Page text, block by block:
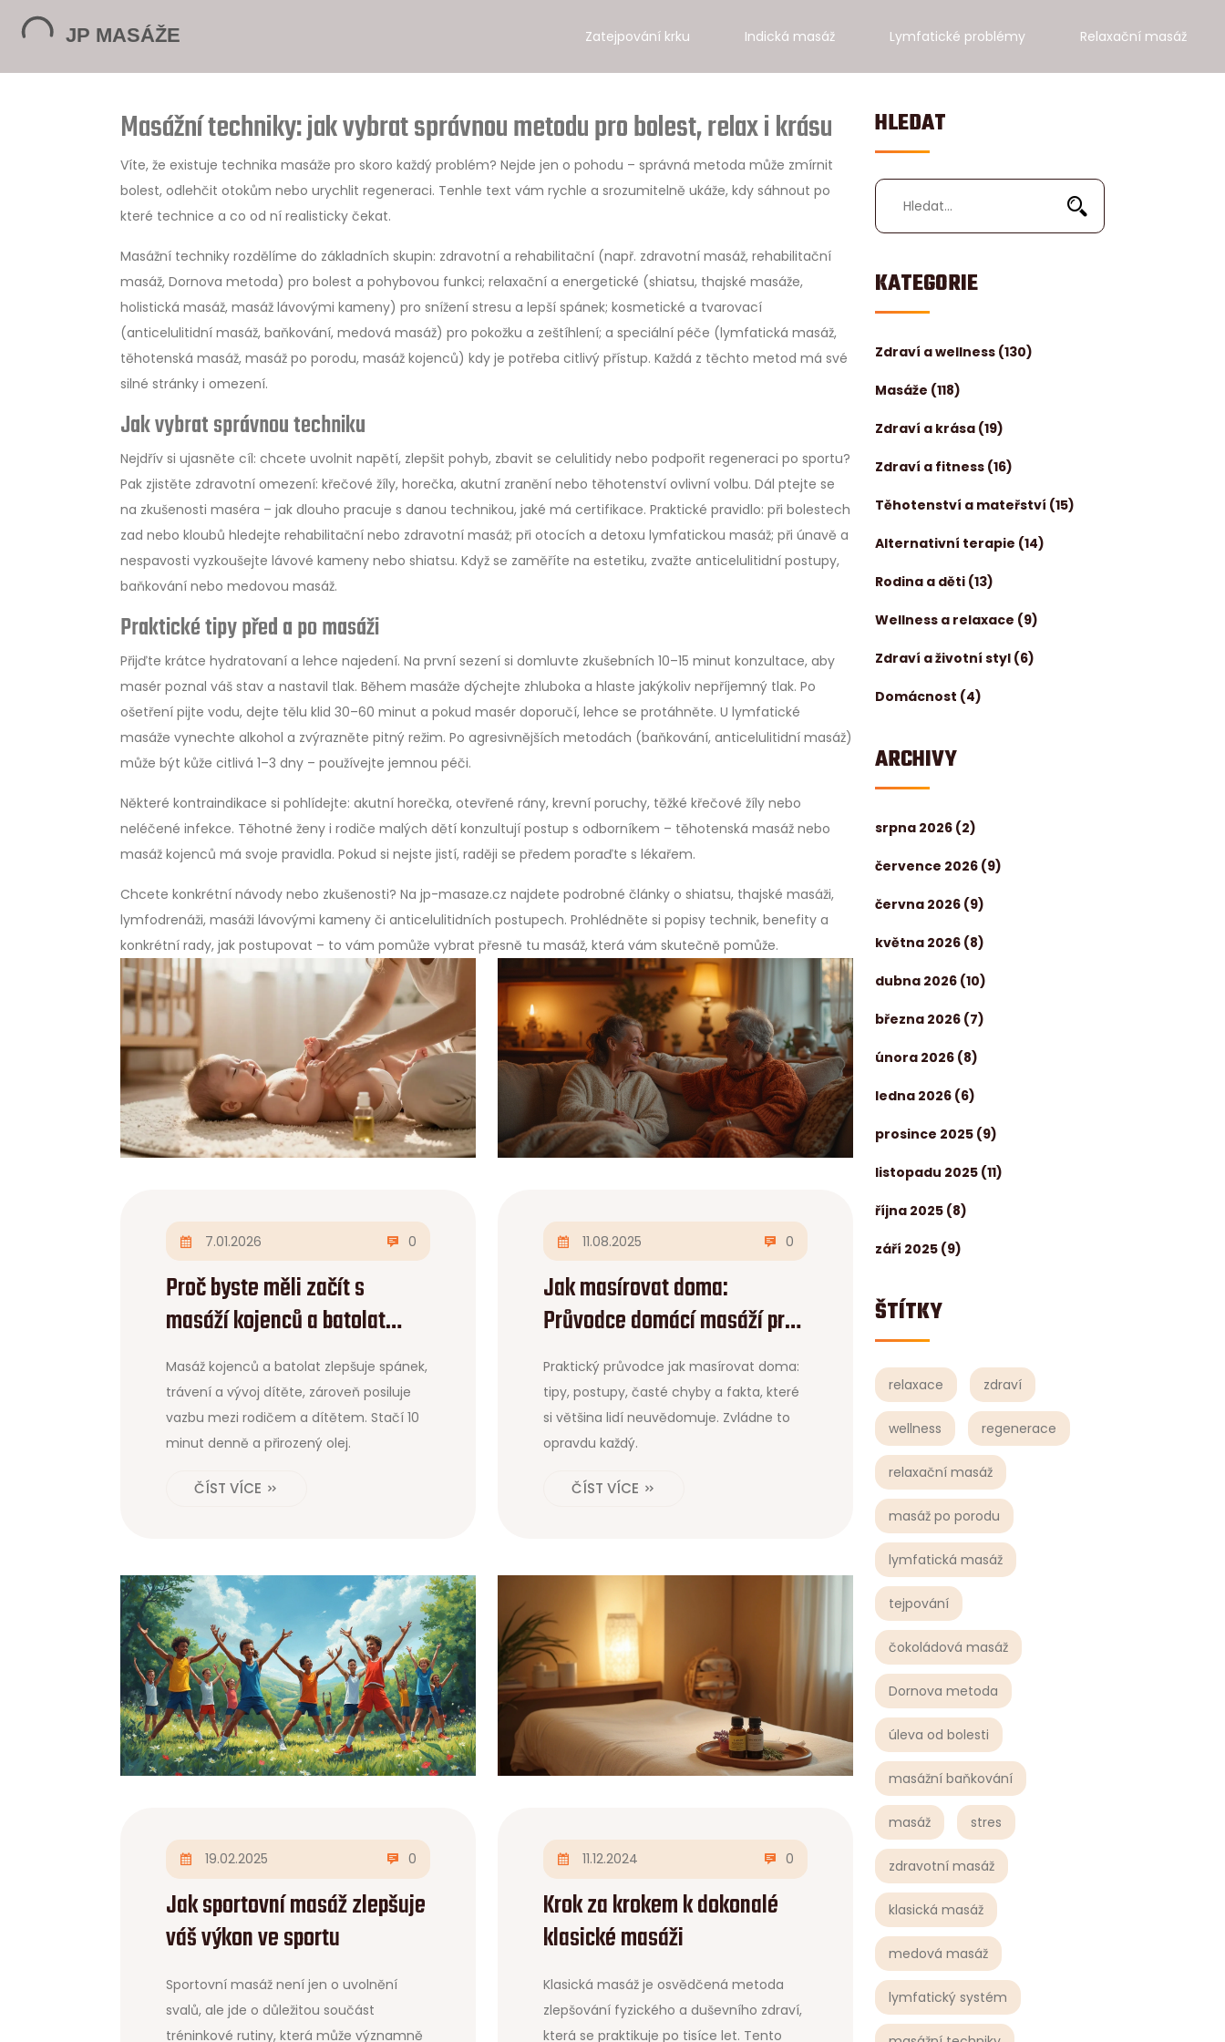
Zatejpování krku Indická masáž Lymfatické problémy Relaxační masáž
HLEDAT
KATEGORIE
Zdraví a wellness (130)
Masáže (118)
Zdraví a krása (19)
Zdraví a fitness (16)
Těhotenství a mateřství (15)
Alternativní terapie (14)
Rodina a děti (13)
Wellness a relaxace (9)
Zdraví a životní styl (6)
Domácnost (4)
ARCHIVY
srpna 2026 (2)
července 2026 (9)
června 2026 (9)
května 2026 (8)
dubna 2026 (10)
března 2026 (7)
února 2026 (8)
ledna 2026 (6)
prosince 2025 (9)
listopadu 2025 (11)
října 2025 (8)
září 2025 (9)
ŠTÍTKY
relaxace zdraví
wellness regenerace
relaxační masáž
masáž po porodu
lymfatická masáž
tejpování
čokoládová masáž
Dornova metoda
úleva od bolesti
masážní baňkování
masáž stres
zdravotní masáž
klasická masáž
medová masáž
lymfatický systém
Masážní techniky: jak vybrat správnou metodu pro bolest, relax i krásu
Víte, že existuje technika masáže pro skoro každý problém? Nejde jen o pohodu – správná metoda může zmírnit
bolest, odlehčit otokům nebo urychlit regeneraci. Tenhle text vám rychle a srozumitelně ukáže, kdy sáhnout po
které technice a co od ní realisticky čekat.
Masážní techniky rozdělíme do základních skupin: zdravotní a rehabilitační (např. zdravotní masáž, rehabilitační
masáž, Dornova metoda) pro bolest a pohybovou funkci; relaxační a energetické (shiatsu, thajské masáže,
holistická masáž, masáž lávovými kameny) pro snížení stresu a lepší spánek; kosmetické a tvarovací
(anticelulitidní masáž, baňkování, medová masáž) pro pokožku a zeštíhlení; a speciální péče (lymfatická masáž,
těhotenská masáž, masáž po porodu, masáž kojenců) kdy je potřeba citlivý přístup. Každá z těchto metod má své
silné stránky i omezení.
Jak vybrat správnou techniku
Nejdřív si ujasněte cíl: chcete uvolnit napětí, zlepšit pohyb, zbavit se celulitidy nebo podpořit regeneraci po sportu?
Pak zjistěte zdravotní omezení: křečové žíly, horečka, akutní zranění nebo těhotenství ovlivní volbu. Dál ptejte se
na zkušenosti maséra – jak dlouho pracuje s danou technikou, jaké má certifikace. Praktické pravidlo: při bolestech
zad nebo kloubů hledejte rehabilitační nebo zdravotní masáž; při otocích a detoxu lymfatickou masáž; při únavě a
nespavosti vyzkoušejte lávové kameny nebo shiatsu. Když se zaměříte na estetiku, zvažte anticelulitidní postupy,
baňkování nebo medovou masáž.
Praktické tipy před a po masáži
Přijďte krátce hydratovaní a lehce najedení. Na první sezení si domluvte zkušebních 10–15 minut konzultace, aby
masér poznal váš stav a nastavil tlak. Během masáže dýchejte zhluboka a hlaste jakýkoliv nepříjemný tlak. Po
ošetření pijte vodu, dejte tělu klid 30–60 minut a pokud masér doporučí, lehce se protáhněte. U lymfatické
masáže vynechte alkohol a zvýrazněte pitný režim. Po agresivnějších metodách (baňkování, anticelulitidní masáž)
může být kůže citlivá 1–3 dny – používejte jemnou péči.
Některé kontraindikace si pohlídejte: akutní horečka, otevřené rány, krevní poruchy, těžké křečové žíly nebo
neléčené infekce. Těhotné ženy i rodiče malých dětí konzultují postup s odborníkem – těhotenská masáž nebo
masáž kojenců má svoje pravidla. Pokud si nejste jistí, raději se předem poraďte s lékařem.
Chcete konkrétní návody nebo zkušenosti? Na jp-masaze.cz najdete podrobné články o shiatsu, thajské masáži,
lymfodrenáži, masáži lávovými kameny či anticelulitidních postupech. Prohlédněte si popisy technik, benefity a
konkrétní rady, jak postupovat – to vám pomůže vybrat přesně tu masáž, která vám skutečně pomůže.
7.01.2026 0
Proč byste měli začít s
masáží kojenců a batolat
dnes
Masáž kojenců a batolat zlepšuje spánek,
trávení a vývoj dítěte, zároveň posiluje
vazbu mezi rodičem a dítětem. Stačí 10
minut denně a přirozený olej.
ČÍST VÍCE
11.08.2025 0
Jak masírovat doma:
Průvodce domácí masáží pro
zdraví i relax
Praktický průvodce jak masírovat doma:
tipy, postupy, časté chyby a fakta, které
si většina lidí neuvědomuje. Zvládne to
opravdu každý.
ČÍST VÍCE
19.02.2025 0
Jak sportovní masáž zlepšuje
váš výkon ve sportu
Sportovní masáž není jen o uvolnění
svalů, ale jde o důležitou součást
tréninkové rutiny, která může významně
11.12.2024 0
Krok za krokem k dokonalé
klasické masáži
Klasická masáž je osvědčená metoda
zlepšování fyzického a duševního zdraví,
která se praktikuje po tisíce let. Tento